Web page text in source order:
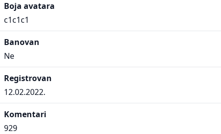
Boja avatara
c1c1c1
Banovan
Ne
Registrovan
12.02.2022.
Komentari
929